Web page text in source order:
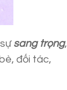
sang trọng,
đối tác,